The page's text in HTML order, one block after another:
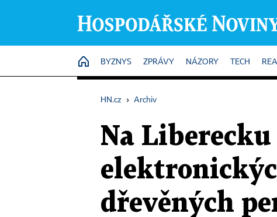
HOME
BYZNYS ZPRÁVY NÁZORY TECH
HN.cz › Archiv
Na
dřevěných